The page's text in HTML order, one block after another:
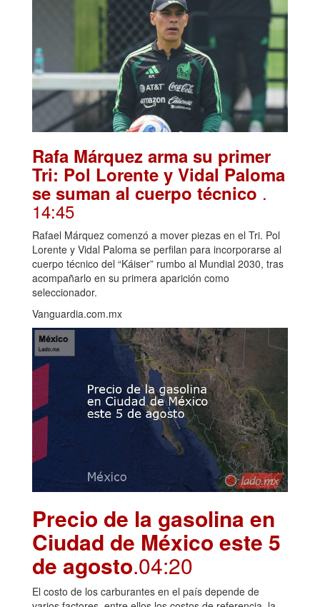
Rafa Márquez arma su primer
Tri: Pol Lorente y Vidal Paloma
se suman al cuerpo técnico .
14:45
Rafael Márquez comenzó a mover piezas en el Tri. Pol
Lorente y Vidal Paloma se perfilan para incorporarse al
cuerpo técnico del “Káiser” rumbo al Mundial 2030, tras
acompañarlo en su primera aparición como
seleccionador.
Vanguardia.com.mx
Precio de la gasolina en
Ciudad de México este 5
de agosto.04:20
El costo de los carburantes en el país depende de